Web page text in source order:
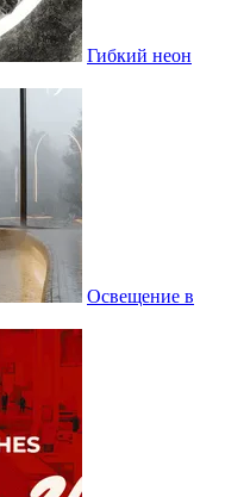
Гибкий неон
Освещение в